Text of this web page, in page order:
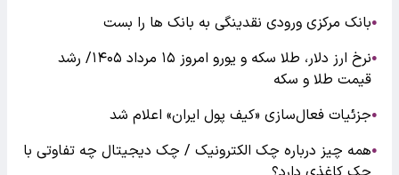
●بانک مرکزی ورودی نقدینگی به بانک ها را بست
●
نرخ ارز دلار، طلا سکه و یورو امروز ۱۵ مرداد ۱۴۰۵/ رشد
قیمت طلا و سکه
●جزئیات فعال‌سازی «کیف پول ایران» اعلام شد
●همه چیز درباره چک الکترونیک / چک دیجیتال چه تفاوتی با